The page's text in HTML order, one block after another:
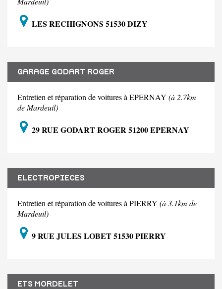
LES RECHIGNONS 51530 DIZY
GARAGE GODART ROGER
Entretien et réparation de voitures à EPERNAY (à 2.7km
de Mardeuil)
29 RUE GODART ROGER 51200 EPERNAY
ELECTROPIECES
Entretien et réparation de voitures à PIERRY (à 3.1km de
Mardeuil)
9 RUE JULES LOBET 51530 PIERRY
ETS MORDELET